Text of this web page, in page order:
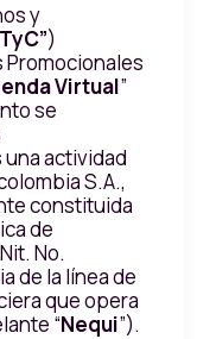
y
)
Promocionales
Virtual”
se
una actividad
S.A.,
constituida
de
No.
de la línea de
que opera
“Nequi”).